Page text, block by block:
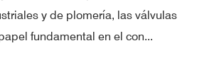
y de plomería, las válvulas
fundamental en el con...